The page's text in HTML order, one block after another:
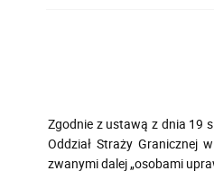
Zgodnie z ustawą z dnia 19
Oddział Straży Granicznej
zwanymi dalej „osobami